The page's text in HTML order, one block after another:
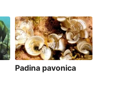
Padina pavonica